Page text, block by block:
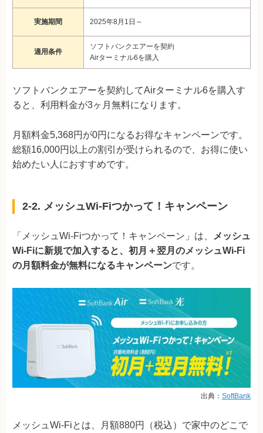
実施期間 2025年8月1日～
適用条件
ソフトバンクエアーを契約
Airターミナル6を購入
ソフトバンクエアーを契約してAirターミナル6を購入す
ると、利用料金が3ヶ月無料になります。
月額料金5,368円が0円になるお得なキャンペーンです。
総額16,000円以上の割引が受けられるので、お得に使い
始めたい人におすすめです。
2-2. メッシュWi-Fiつかって！キャンペーン
「メッシュWi-Fiつかって！キャンペーン」は、
メッシュ
Wi-Fiに新規で加入すると、初月＋翌月のメッシュWi-Fi
の月額料金が無料になるキャンペーンです。
出典： SoftBank
メッシュWi-Fiとは、月額880円（税込）で家中のどこで